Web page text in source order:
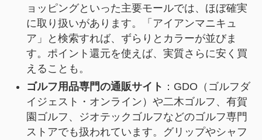
ョッピングといった主要モールでは、ほぼ確実
に取り扱いがあります。「アイアンマニキュ
ア」と検索すれば、ずらりとカラーが並びま
す。ポイント還元を使えば、実質さらに安く買
えることも。
ゴルフ用品専門の通販サイト ：GDO（ゴルフダ
イジェスト・オンライン）や二木ゴルフ、有賀
園ゴルフ、ジオテックゴルフなどのゴルフ専門
ストアでも扱われています。グリップやシャフ